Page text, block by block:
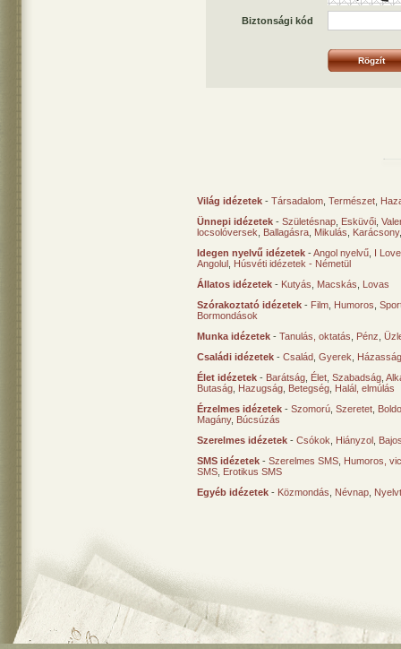
Biztonsági kód
Világ idézetek - Társadalom Természet
Ünnepi idézetek - Születésnap Esküvői
locsolóversek
Ballagásra Mikulás Karácsony
Idegen nyelvű idézetek -Angol nyelvű I
Angolul Húsvéti idézetek - Németül
Állatos idézetek - Kutyás Macskás
Lovas
Szórakoztató idézetek - Film Humoros
Bormondások
Munka idézetek - Tanulás, oktatás Pénz
Családi idézetek - Család Gyerek
Élet idézetek - Barátság Élet Szabadság
Butaság Hazugság Betegség Halál, elmúlás
Érzelmes idézetek - Szomorú Szeretet
Magány, Búcsúzás
Szerelmes idézetek - Csókok Hiányzol
SMS idézetek - Szerelmes SMS Humoros,
SMS Erotikus SMS
Egyéb idézetek - Közmondás Névnap